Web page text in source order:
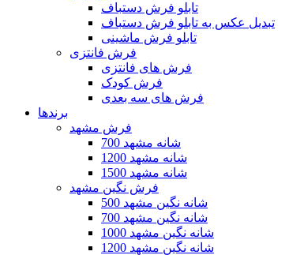
تابلو فرش دستباف
تبدیل عکس به تابلو فرش دستباف
تابلو فرش ماشینی
فرش فانتزی
فرش های فانتزی
فرش کودک
فرش های سه بعدی
برندها
فرش مشهد
700 شانه مشهد
1200 شانه مشهد
1500 شانه مشهد
فرش نگین مشهد
500 شانه نگین مشهد
700 شانه نگین مشهد
1000 شانه نگین مشهد
1200 شانه نگین مشهد